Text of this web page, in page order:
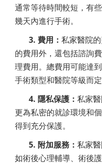
通常等待時間較短，有
幾天內進行手術。
3. 費用： 私家醫院
的費用外，還包括諮詢
理費用。總費用可能達
手術類型和醫院等級而定
4. 隱私保護： 私家
更為私密的就診環境和
得到充分保護。
5. 附加服務： 私家
如術後心理輔導、術後